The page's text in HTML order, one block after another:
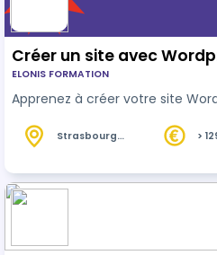
Créer un site avec
ELONIS FORMATION
Apprenez à créer votre site
Strasbourg
>